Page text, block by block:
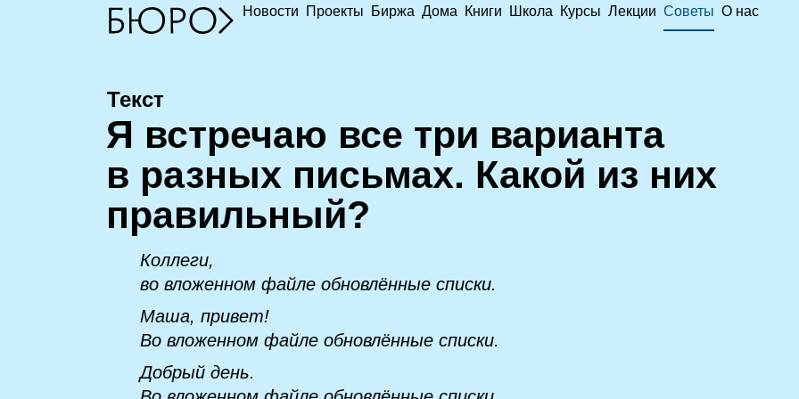
Новости Проекты Биржа Дома Книги Школа Курсы Лекции Советы О нас
Текст
Я встречаю все три варианта
в разных письмах. Какой из них
правильный?
Коллеги,
во вложенном файле обновлённые списки.
Маша, привет!
Во вложенном файле обновлённые списки.
Добрый день.